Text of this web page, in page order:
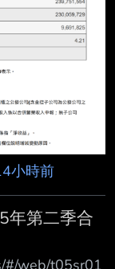
小時前
年第二季合
#/web/t05sr01